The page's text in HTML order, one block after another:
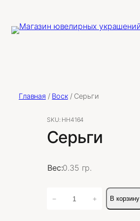
Главная / Воск/ Серьги
SKU: НН4164
Серьги
Вес:0.35 гр.
товара
− + В корзину